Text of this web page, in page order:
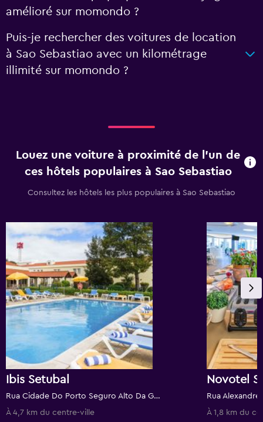
amélioré sur momondo ?
Puis-je rechercher des voitures de location
à Sao Sebastiao avec un kilométrage
illimité sur momondo ?
Louez une voiture à proximité de l’un de
ces hôtels populaires à Sao Sebastiao
Consultez les hôtels les plus populaires à Sao Sebastiao
Ibis Setubal
Rua Cidade Do Porto Seguro Alto Da Guerra Nº De Registo:322, Setúbal, District de Setúbal, Portugal
À 4,7 km du centre-ville
Novotel
À 1,8 km du